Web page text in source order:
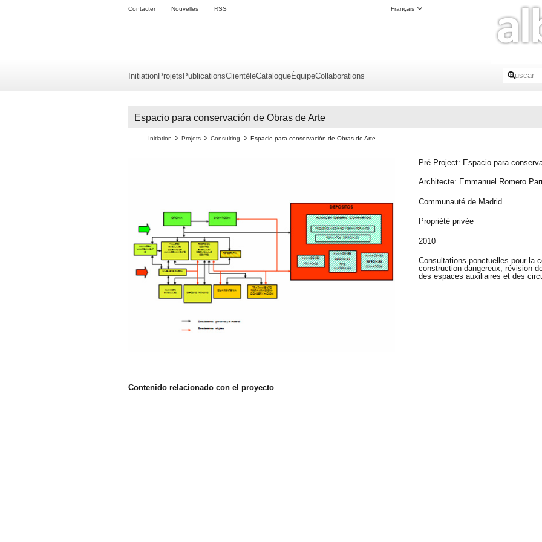
Contacter Nouvelles RSS Français
InitiationProjetsPublicationsClientèleCatalogueÉquipeCollaborations
Espacio para conservación de Obras de Arte
Initiation Projets Consulting Espacio para conservación de Obras de Arte
Pré-Project: Espacio para
Architecte: Emmanuel Romero
Communauté de Madrid
Propriété privée
2010
Consultations ponctuelles pour la
construction dangereux, révision
des espaces auxiliaires et des
Contenido relacionado con el proyecto